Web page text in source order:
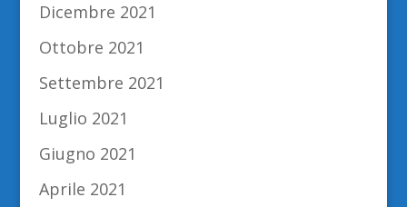
Dicembre 2021
Ottobre 2021
Settembre 2021
Luglio 2021
Giugno 2021
Aprile 2021